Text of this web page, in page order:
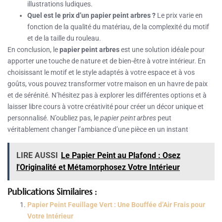
illustrations ludiques.
Quel est le prix d’un papier peint arbres ? Le prix varie en
fonction de la qualité du matériau, de la complexité du motif
et de la taille du rouleau.
En conclusion, lepapier peint arbresest une solution idéale pour
apporter une touche de nature et de bien-être à votre intérieur. En
choisissant le motif et le style adaptés à votre espace et à vos
goûts, vous pouvez transformer votre maison en un havre de paix
et de sérénité. N’hésitez pas à explorer les différentes options et à
laisser libre cours à votre créativité pour créer un décor unique et
personnalisé. N’oubliez pas, lepapier peint arbres peut
véritablement changer l’ambiance d’une pièce en un instant
LIRE AUSSI
Le Papier Peint au Plafond : Osez
l'Originalité et Métamorphosez Votre Intérieur
Publications Similaires :
Papier Peint Feuillage Vert : Une Bouffée d’Air Frais pour
Votre Intérieur